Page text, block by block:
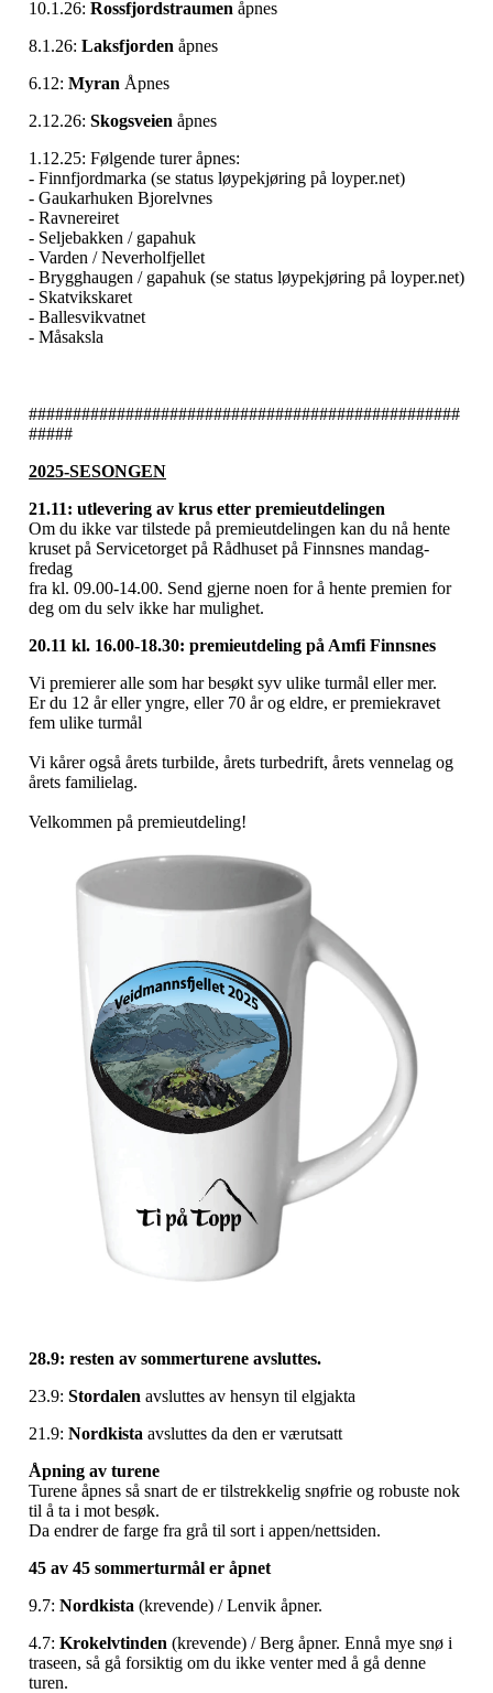
10.1.26: Rossfjordstraumen åpnes
8.1.26: Laksfjorden åpnes
6.12: Myran Åpnes
2.12.26: Skogsveien åpnes
1.12.25: Følgende turer åpnes:
- Finnfjordmarka (se status løypekjøring på loyper.net)
- Gaukarhuken Bjorelvnes
- Ravnereiret
- Seljebakken / gapahuk
- Varden / Neverholfjellet
- Brygghaugen / gapahuk (se status løypekjøring på loyper.net)
- Skatvikskaret
- Ballesvikvatnet
- Måsaksla
#################################################
#####
2025-SESONGEN
21.11: utlevering av krus etter premieutdelingen
Om du ikke var tilstede på premieutdelingen kan du nå hente
kruset på Servicetorget på Rådhuset på Finnsnes mandag-
fredag
fra kl. 09.00-14.00. Send gjerne noen for å hente premien for
deg om du selv ikke har mulighet.
20.11 kl. 16.00-18.30: premieutdeling på Amfi Finnsnes
Vi premierer alle som har besøkt syv ulike turmål eller mer.
Er du 12 år eller yngre, eller 70 år og eldre, er premiekravet
fem ulike turmål
Vi kårer også årets turbilde, årets turbedrift, årets vennelag og
årets familielag.
Velkommen på premieutdeling!
28.9: resten av sommerturene avsluttes.
23.9: Stordalen avsluttes av hensyn til elgjakta
21.9: Nordkista avsluttes da den er værutsatt
Åpning av turene
Turene åpnes så snart de er tilstrekkelig snøfrie og robuste nok
til å ta i mot besøk.
Da endrer de farge fra grå til sort i appen/nettsiden.
45 av 45 sommerturmål er åpnet
9.7: Nordkista (krevende) / Lenvik åpner.
4.7: Krokelvtinden (krevende) / Berg åpner. Ennå mye snø i
traseen, så gå forsiktig om du ikke venter med å gå denne
turen.